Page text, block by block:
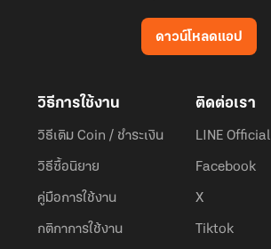
ดาวน์โหลดแอป
วิธีการใช้งาน
วิธีเติม Coin / ชำระเงิน
วิธีซื้อนิยาย
คู่มือการใช้งาน
กติกาการใช้งาน
ติดต่อเรา
LINE Official
Facebook
X
Tiktok